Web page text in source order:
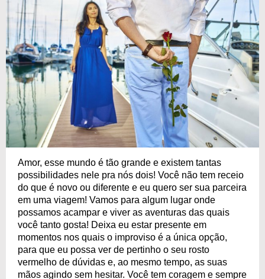
Amor, esse mundo é tão grande e existem tantas
possibilidades nele pra nós dois! Você não tem receio
do que é novo ou diferente e eu quero ser sua parceira
em uma viagem! Vamos para algum lugar onde
possamos acampar e viver as aventuras das quais
você tanto gosta! Deixa eu estar presente em
momentos nos quais o improviso é a única opção,
para que eu possa ver de pertinho o seu rosto
vermelho de dúvidas e, ao mesmo tempo, as suas
mãos agindo sem hesitar. Você tem coragem e sempre